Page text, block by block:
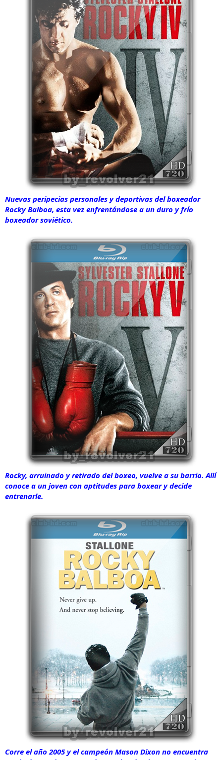
Nuevas peripecias personales y deportivas del boxeador
Rocky Balboa, esta vez enfrentándose a un duro y frío
boxeador soviético.
Rocky, arruinado y retirado del boxeo, vuelve a su barrio. Allí
conoce a un joven con aptitudes para boxear y decide
entrenarle.
Corre el año 2005 y el campeón Mason Dixon no encuentra